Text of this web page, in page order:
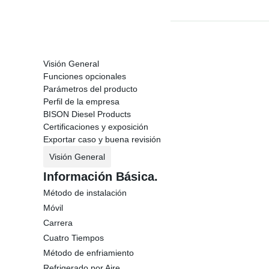
Visión General
Funciones opcionales
Parámetros del producto
Perfil de la empresa
BISON Diesel Products
Certificaciones y exposición
Exportar caso y buena revisión
Visión General
Información Básica.
Método de instalación
Móvil
Carrera
Cuatro Tiempos
Método de enfriamiento